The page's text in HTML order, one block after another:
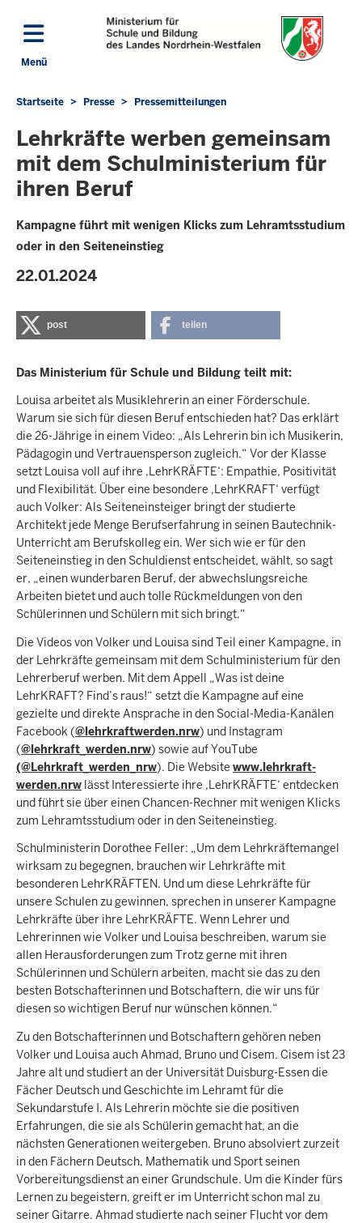
Direkt zum Inhalt
Menü
Sie
sich
hier
Startseite Presse Pressemitteilungen
Lehrkräfte werben gemeinsam
mit dem Schulministerium für
ihren Beruf
Kampagne führt mit wenigen Klicks zum Lehramtsstudium
oder in den Seiteneinstieg
22.01.2024
post teilen
Das Ministerium für Schule und Bildung teilt mit:
Louisa arbeitet als Musiklehrerin an einer Förderschule.
Warum sie sich für diesen Beruf entschieden hat? Das erklärt
die 26-Jährige in einem Video: „Als Lehrerin bin ich Musikerin,
Pädagogin und Vertrauensperson zugleich.“ Vor der Klasse
setzt Louisa voll auf ihre ‚LehrKRÄFTE‘: Empathie, Positivität
und Flexibilität. Über eine besondere ‚LehrKRAFT‘ verfügt
auch Volker: Als Seiteneinsteiger bringt der studierte
Architekt jede Menge Berufserfahrung in seinen Bautechnik-
Unterricht am Berufskolleg ein. Wer sich wie er für den
Seiteneinstieg in den Schuldienst entscheidet, wählt, so sagt
er, „einen wunderbaren Beruf, der abwechslungsreiche
Arbeiten bietet und auch tolle Rückmeldungen von den
Schülerinnen und Schülern mit sich bringt.“
Die Videos von Volker und Louisa sind Teil einer Kampagne, in
der Lehrkräfte gemeinsam mit dem Schulministerium für den
Lehrerberuf werben. Mit dem Appell „Was ist deine
LehrKRAFT? Find’s raus!“ setzt die Kampagne auf eine
gezielte und direkte Ansprache in den Social-Media-Kanälen
Facebook (@lehrkraftwerden.nrw) und Instagram
(@lehrkraft_werden.nrw) sowie auf YouTube
(@Lehrkraft_werden_nrw). Die Website www.lehrkraft-
werden.nrw lässt Interessierte ihre ‚LehrKRÄFTE‘ entdecken
und führt sie über einen Chancen-Rechner mit wenigen Klicks
zum Lehramtsstudium oder in den Seiteneinstieg.
Schulministerin Dorothee Feller: „Um dem Lehrkräftemangel
wirksam zu begegnen, brauchen wir Lehrkräfte mit
besonderen LehrKRÄFTEN. Und um diese Lehrkräfte für
unsere Schulen zu gewinnen, sprechen in unserer Kampagne
Lehrkräfte über ihre LehrKRÄFTE. Wenn Lehrer und
Lehrerinnen wie Volker und Louisa beschreiben, warum sie
allen Herausforderungen zum Trotz gerne mit ihren
Schülerinnen und Schülern arbeiten, macht sie das zu den
besten Botschafterinnen und Botschaftern, die wir uns für
diesen so wichtigen Beruf nur wünschen können.“
Zu den Botschafterinnen und Botschaftern gehören neben
Volker und Louisa auch Ahmad, Bruno und Cisem. Cisem ist 23
Jahre alt und studiert an der Universität Duisburg-Essen die
Fächer Deutsch und Geschichte im Lehramt für die
Sekundarstufe I. Als Lehrerin möchte sie die positiven
Erfahrungen, die sie als Schülerin gemacht hat, an die
nächsten Generationen weitergeben. Bruno absolviert zurzeit
in den Fächern Deutsch, Mathematik und Sport seinen
Vorbereitungsdienst an einer Grundschule. Um die Kinder fürs
Lernen zu begeistern, greift er im Unterricht schon mal zu
seiner Gitarre. Ahmad studierte nach seiner Flucht vor dem